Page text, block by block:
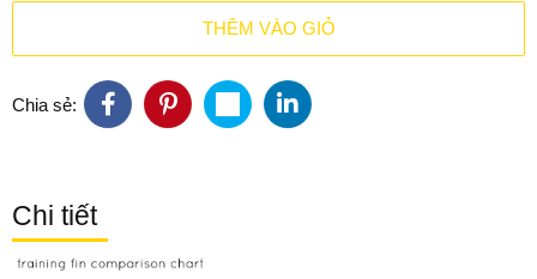
THÊM VÀO GIỎ
Chia sẻ:
Chi tiết